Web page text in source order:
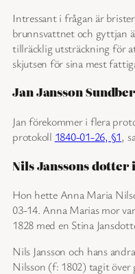
Intressant i frågan är
brunnsvattnet och gyttjan
tillräcklig utsträckning för
skjutsen för sina mest
Jan Jansson
Jan förekommer i flera
protokoll 1840-01-26, §1,
Nils Janssons dotter
Hon hette Anna Maria
03-14. Anna Marias mor
1828 med en Stina
Nils Jansson och hans
Nilsson (f: 1802) tagit